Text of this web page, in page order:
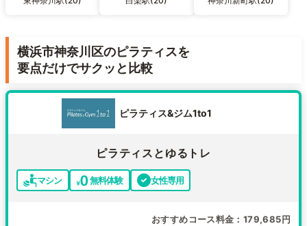
横浜市神奈川区のピラティスを
要点だけでサクッと比較
ピラティス&ジム1to1
ピラティスとゆるトレ
マシン 無料体験 女性専用
おすすめコース料金 179,685円